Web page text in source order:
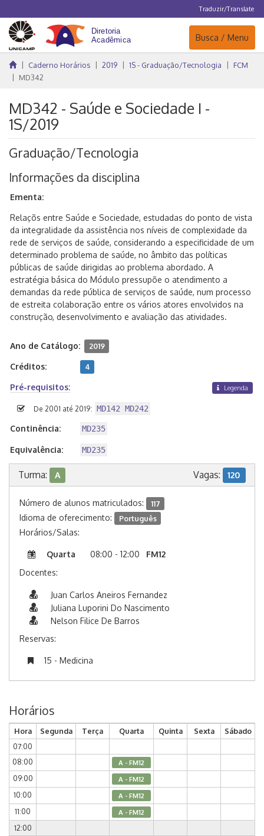
Traduzir/Translate
Navegação
Busca / Menu
Caderno Horários 2019 1S - Graduação/Tecnologia
FCM
MD342
MD342 - Saúde e Sociedade I -
1S/2019
Graduação/Tecnologia
Informações da disciplina
Ementa:
Relaçõs entre Saúde e Sociedade, estudadas do ponto de vista
da integralidade da assistência nos níveis de complexidade da
rede de serviços de saúde, considerando a especificidade de um
determinado problema de saúde, no âmbito das políticas
públicas de saúde dirigidas ao problema abordado. A
estratégia básica do Módulo pressupõe o atendimento a
demandas da rede pública de serviços de saúde, num processo
de estreita colaboração entre os vários atores envolvidos na
construção, desenvolvimento e avaliação das atividades.
Ano de Catálogo: 2019
Créditos: 4
Pré-requisitos: Legenda
De 2001 até 2019: MD142 MD242
Continência: MD235
Equivalência: MD235
Turma: A Vagas: 120
Número de alunos matriculados: 117
Idioma de oferecimento: Português
Horários/Salas:
Quarta 08:00 - 12:00
FM12
Docentes:
Juan Carlos Aneiros Fernandez
Juliana Luporini Do Nascimento
Nelson Filice De Barros
Reservas:
15 - Medicina
Horários
Hora Segunda Terça Quarta Quinta Sexta
Sábado
07:00
08:00
A - FM12
09:00 A - FM12
10:00 A - FM12
11:00 A - FM12
12:00